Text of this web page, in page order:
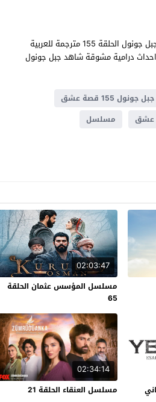
جبل جونول الحلقة 155 قصة عشق بطولة اوتكو اتيش و بيرك اتان و جولسيم علي الهان مسلسل جبل جونول الحلقة 155 مترجمة للعربية
تدور في احداث درامية مشوقة شاهد جبل جونول
جبل جونول 155 قصة عشق
عشق
مسلسل
02:03:47
مسلسل المؤسس عثمان الحلقة
65
02:34:14
مسلسل العنقاء الحلقة 21